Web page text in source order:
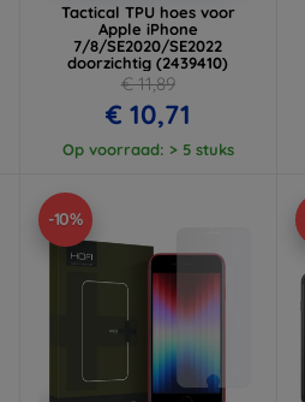
Tactical TPU hoes voor
Apple iPhone
7/8/SE2020/SE2022
doorzichtig (2439410)
€ 11,89
€ 10,71
Op voorraad: > 5 stuks
-10%